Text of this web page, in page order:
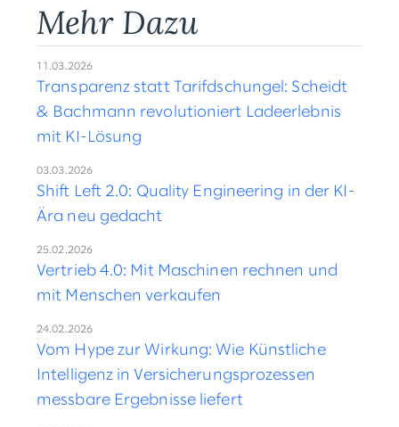
Mehr Dazu
11.03.2026
Transparenz statt Tarifdschungel: Scheidt
& Bachmann revolutioniert Ladeerlebnis
mit KI-Lösung
03.03.2026
Shift Left 2.0: Quality Engineering in der KI-
Ära neu gedacht
25.02.2026
Vertrieb 4.0: Mit Maschinen rechnen und
mit Menschen verkaufen
24.02.2026
Vom Hype zur Wirkung: Wie Künstliche
Intelligenz in Versicherungsprozessen
messbare Ergebnisse liefert